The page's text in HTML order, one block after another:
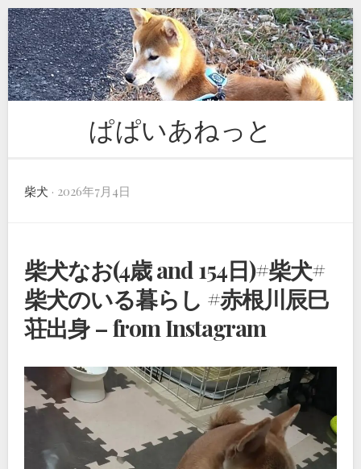
Skip
to
content
ぱぱいあねっと
柴犬 · 2026年7月4日
柴犬なお(4歳 and 154日)#柴犬#
柴犬のいる暮らし #赤根川辰巳
荘出身 – from Instagram